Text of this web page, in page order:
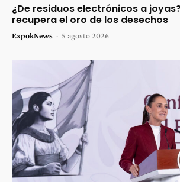
¿De residuos electrónicos a
recupera el oro de los desechos
ExpokNews - 5 agosto 2026